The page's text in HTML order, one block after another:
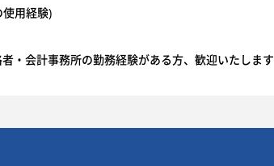
使用経験)
・会計事務所の勤務経験がある方、歓迎いたします